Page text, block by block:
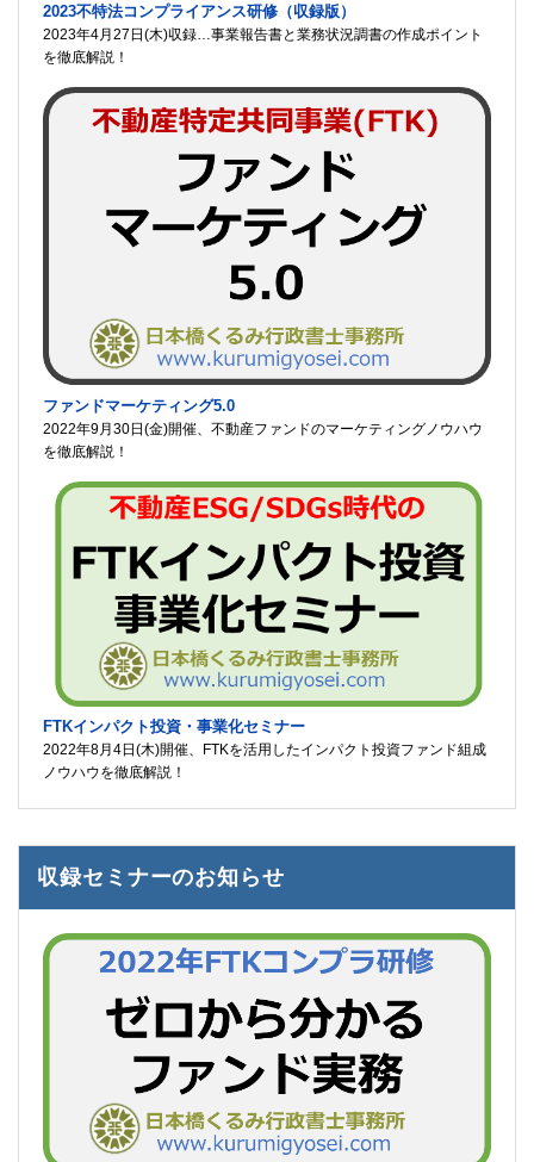
2023不特法コンプライアンス研修（収録版）
2023年4月27日(木)収録…事業報告書と業務状況調書の作成ポイント
を徹底解説！
ファンドマーケティング5.0
2022年9月30日(金)開催、不動産ファンドのマーケティングノウハウ
を徹底解説！
FTKインパクト投資・事業化セミナー
2022年8月4日(木)開催、FTKを活用したインパクト投資ファンド組成
ノウハウを徹底解説！
収録セミナーのお知らせ